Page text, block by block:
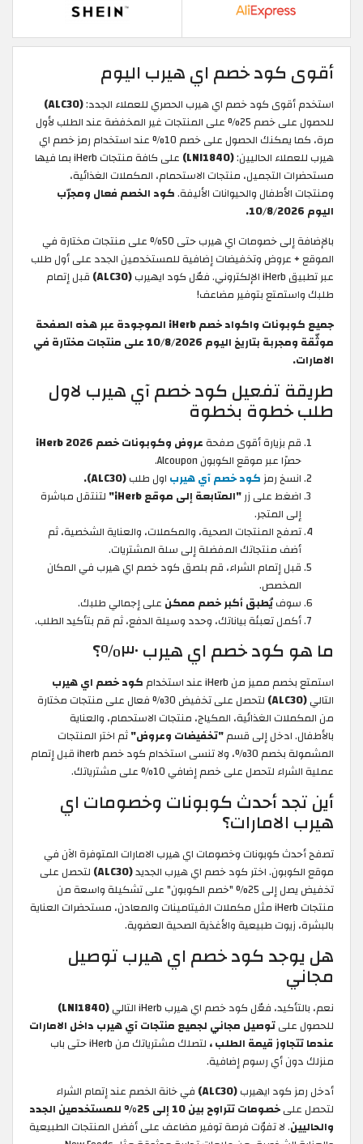
أقوى كود خصم اي هيرب اليوم
استخدم أقوى كود خصم اي هيرب الحصري للعملاء الجدد:(ALC30)
للحصول على خصم 25% على المنتجات غير المخفضة عند الطلب لأول
مرة، كما يمكنك الحصول على خصم 10% عند استخدام رمز خصم اي
هيرب للعملاء الحاليين:(LNI1840)
على كافة منتجات iHerb بما فيها
مستحضرات التجميل، منتجات الاستحمام، المكملات الغذائية،
ومنتجات الأطفال والحيوانات الأليفة.كود الخصم فعال ومجرّب
اليوم 10/8/2026.
بالإضافة إلى خصومات اي هيرب حتى 50% على منتجات مختارة في
الموقع + عروض وتخفيضات إضافية للمستخدمين الجدد على أول طلب
عبر تطبيق iHerb الإلكتروني. فعّل كود ايهيرب
(ALC30)
قبل إتمام
طلبك واستمتع بتوفير مضاعف!
جميع كوبونات واكواد خصم iHerb الموجودة عبر هذه الصفحة
موثّقة ومجربة بتاريخ اليوم 10/8/2026 على منتجات مختارة في
الامارات.
طريقة تفعيل كود خصم آي هيرب لاول
طلب خطوة بخطوة
قم بزيارة أقوى صفحة عروض وكوبونات خصم iHerb 2026
حصرًا عبر موقع الكوبون Alcoupon.
انسخ رمز كود خصم آي هيرب اول طلب(ALC30).
اضغط على زر"المتابعة إلى موقع iHerb"
لتنتقل مباشرة
إلى المتجر.
تصفح المنتجات الصحية، والمكملات، والعناية الشخصية، ثم
أضف منتجاتك المفضلة إلى سلة المشتريات.
قبل إتمام الشراء، قم بلصق كود خصم اي هيرب في المكان
المخصص.
سوفيُطبق أكبر خصم ممكن على إجمالي طلبك.
أكمل تعبئة بياناتك، وحدد وسيلة الدفع، ثم قم بتأكيد الطلب.
ما هو كود خصم اي هيرب ٣٠٪؟
استمتع بخصم مميز من iHerb عند استخدام
كود خصم اي هيرب
التالي(ALC30)
لتحصل على تخفيض 30% فعال على منتجات مختارة
من المكملات الغذائية، المكياج، منتجات الاستحمام، والعناية
بالأطفال. ادخل إلى قسم"تخفيضات وعروض"ثم اختر المنتجات
المشمولة بخصم 30%، ولا تنسى استخدام كود خصم iherb
قبل إتمام
عملية الشراء لتحصل على خصم إضافي 10% على مشترياتك.
أين تجد أحدث كوبونات وخصومات اي
هيرب الامارات؟
تصفح أحدث كوبونات وخصومات اي هيرب الامارات المتوفرة الآن في
موقع الكوبون. اختر كود خصم اي هيرب الجديد(ALC30)
لتحصل على
تخفيض يصل إلى 25% "خصم الكوبون" على تشكيلة واسعة من
منتجات iHerb مثل مكملات الفيتامينات والمعادن، مستحضرات العناية
بالبشرة، زيوت طبيعية والأغذية الصحية العضوية.
هل يوجد كود خصم اي هيرب توصيل
مجاني
نعم، بالتأكيد، فعّل كود خصم اي هيرب iHerb التالي
(LNI1840)
للحصول علىتوصيل مجاني لجميع منتجات آي هيرب داخل الامارات
عندما تتجاوز قيمة الطلب ،
لتصلك مشترياتك من iHerb حتى باب
منزلك دون أي رسوم إضافية.
أدخل رمز كود ايهيرب(ALC30)
في خانة الخصم عند إتمام الشراء
لتحصل على
خصومات تتراوح بين 10 إلى 25% للمستخدمين الجدد
والحاليين. لا تفوّت فرصة توفير مضاعف على أفضل المنتجات الطبيعية